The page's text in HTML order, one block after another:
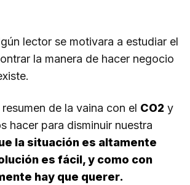
lector se motivara a estudiar el
la manera de hacer negocio
resumen de la vaina con el CO2 y
hacer para disminuir nuestra
la situación es altamente
es fácil, y como con
hay que querer.